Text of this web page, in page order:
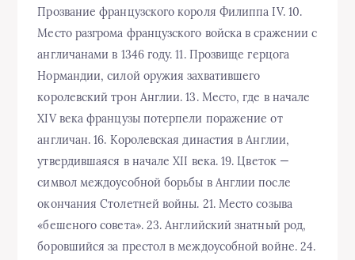
Прозвание французского короля Филиппа IV. 10.
Место разгрома французского войска в сражении с
англичанами в 1346 году. 11. Прозвище герцога
Нормандии, силой оружия захватившего
королевский трон Англии. 13. Место, где в начале
XIV века французы потерпели поражение от
англичан. 16. Королевская династия в Англии,
утвердившаяся в начале XII века. 19. Цветок —
символ междоусобной борьбы в Англии после
окончания Столетней войны. 21. Место созыва
«бешеного совета». 23. Английский знатный род,
боровшийся за престол в междоусобной войне. 24.